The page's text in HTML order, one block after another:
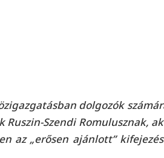
dolgozók
Szendi
az „erősen ajánlott”